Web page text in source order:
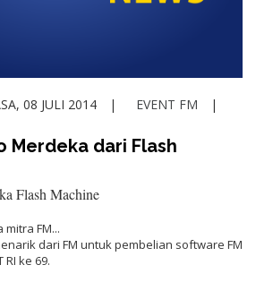
08 JULI 2014 EVENT FM
Merdeka dari Flash
Flash Machine
FM...
dari FM untuk pembelian software FM
RI ke 69.